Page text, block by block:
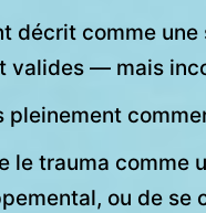
décrit comme
valides — mais
pleinement
le trauma comme
ou de se